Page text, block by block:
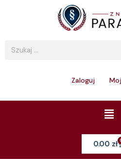
Search
Zaloguj
Menu
0.00 zł